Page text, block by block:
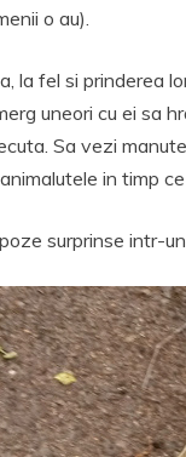
o au).
la fel si prinderea
uneori cu ei sa
Sa vezi
in timp
surprinse intr-